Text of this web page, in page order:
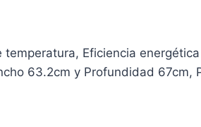
Eficiencia
63.2cm y Profundidad 67cm,